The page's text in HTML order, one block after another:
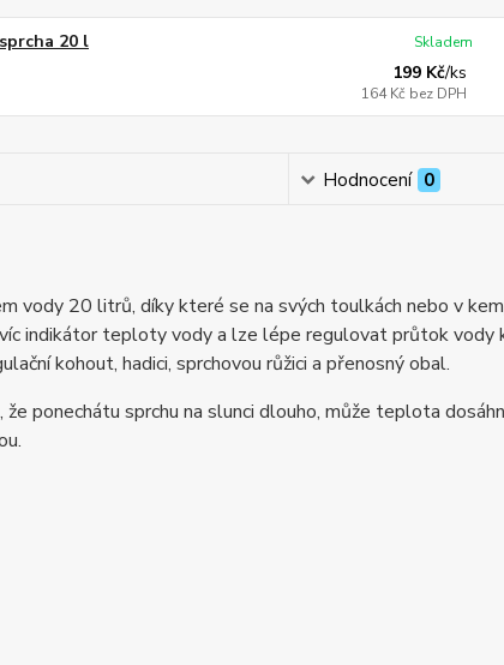
20 l
199 Kč/ks
164 Kč bez DPH
Skladem
Hodnocení 0
vody 20 litrů, díky které se na svých toulkách nebo v
indikátor teploty vody a lze lépe regulovat průtok vody
kohout, hadici, sprchovou růžici a přenosný obal.
že ponechátu sprchu na slunci dlouho, může teplota